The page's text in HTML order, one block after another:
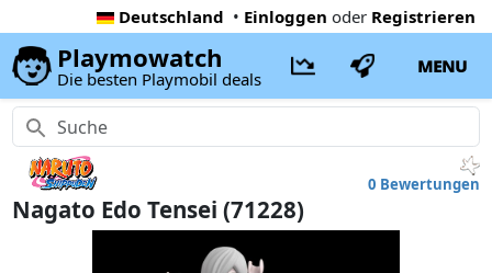
Deutschland • Einloggen oder Registrieren
Playmowatch
Die besten Playmobil deals
MENU
0 Bewertungen
Nagato Edo Tensei (71228)